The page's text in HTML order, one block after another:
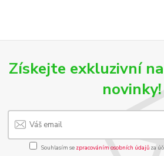
Získejte exkluzivní
novinky!
Souhlasím se zpracováním osobních údajůza